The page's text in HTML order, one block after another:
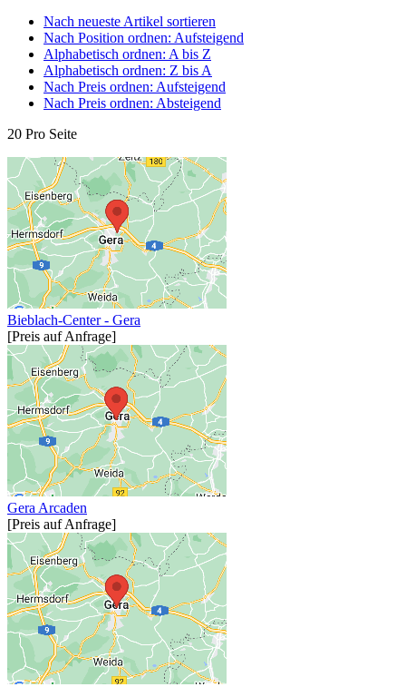
Nach neueste Artikel sortieren
Nach Position ordnen: Aufsteigend
Alphabetisch ordnen: A bis Z
Alphabetisch ordnen: Z bis A
Nach Preis ordnen: Aufsteigend
Nach Preis ordnen: Absteigend
20 Pro Seite
Bieblach-Center - Gera
[Preis auf Anfrage]
Gera Arcaden
[Preis auf Anfrage]